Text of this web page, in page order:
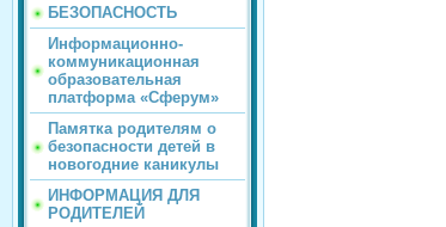
БЕЗОПАСНОСТЬ
Информационно-
коммуникационная
образовательная
платформа «Сферум»
Памятка родителям о
безопасности детей в
новогодние каникулы
ИНФОРМАЦИЯ ДЛЯ
РОДИТЕЛЕЙ